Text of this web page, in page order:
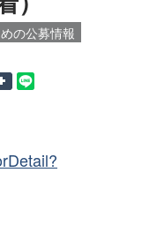
の公募情報